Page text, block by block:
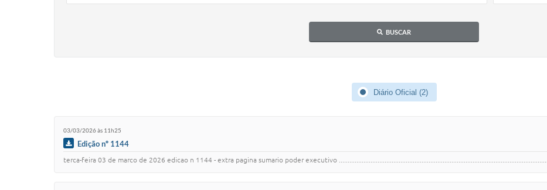
BUSCAR
Diário Oficial (2)
03/03/2026 às 11h25
Edição nº 1144
terca-feira 03 de marco de 2026 edicao n 1144 - extra pagina sumario poder executivo